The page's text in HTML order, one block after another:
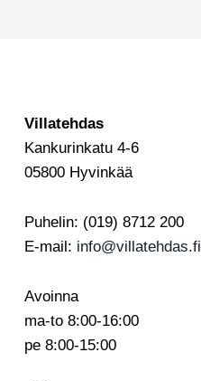
Villatehdas
Kankurinkatu 4-6
05800 Hyvinkää
Puhelin: (019) 8712 200
E-mail: info@villatehdas.fi
Avoinna
ma-to 8:00-16:00
pe 8:00-15:00